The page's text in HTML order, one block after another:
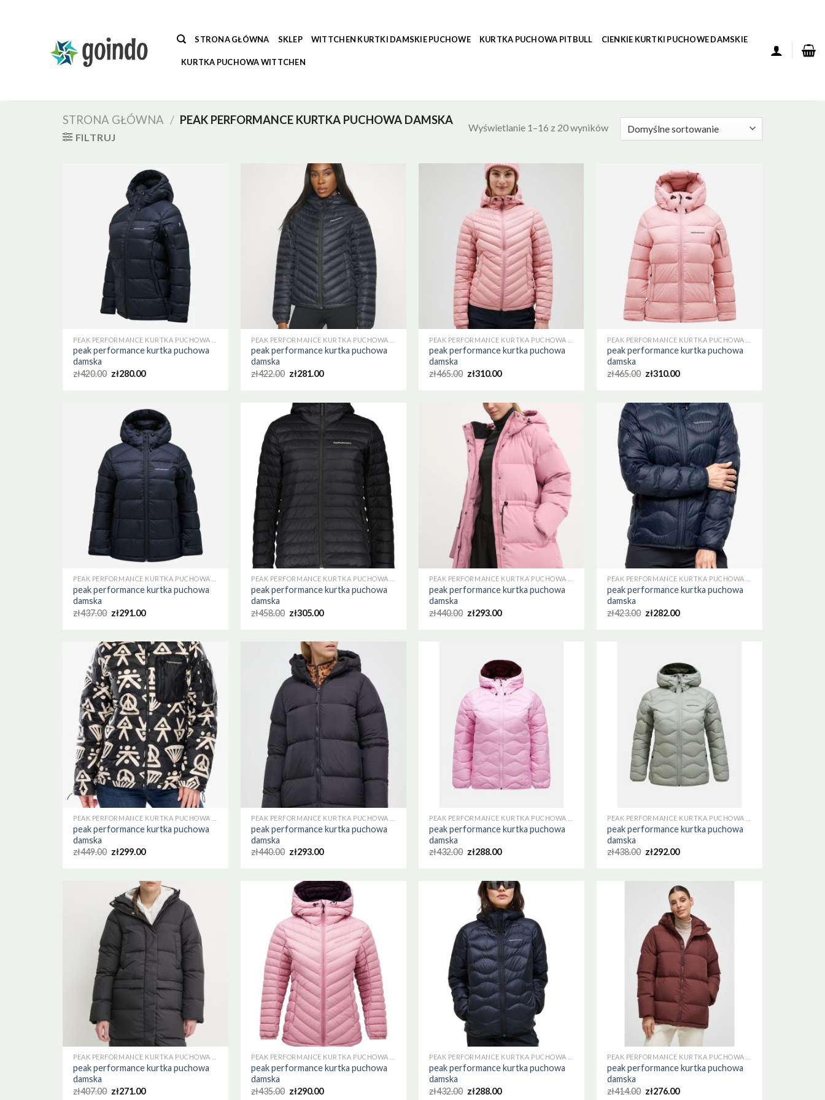
STRONA GŁÓWNA SKLEP WITTCHEN KURTKI DAMSKIE PUCHOWE KURTKA PUCHOWA PITBULL CIENKIE KURTKI PUCHOWE DAMSKIE
KURTKA PUCHOWA WITTCHEN
STRONA GŁÓWNA / PEAK PERFORMANCE KURTKA PUCHOWA DAMSKA
FILTRUJ
Wyświetlanie 1–16 z 20 wyników
peak performance kurtka puchowa
damska
zł420.00 zł280.00
peak performance kurtka puchowa
damska
zł422.00 zł281.00
peak performance kurtka puchowa
damska
zł465.00 zł310.00
peak performance kurtka puchowa
damska
zł465.00 zł310.00
peak performance kurtka puchowa
damska
zł437.00 zł291.00
peak performance kurtka puchowa
damska
zł458.00 zł305.00
peak performance kurtka puchowa
damska
zł440.00 zł293.00
peak performance kurtka puchowa
damska
zł423.00 zł282.00
peak performance kurtka puchowa
damska
zł449.00 zł299.00
peak performance kurtka puchowa
damska
zł440.00 zł293.00
peak performance kurtka puchowa
damska
zł432.00 zł288.00
peak performance kurtka puchowa
damska
zł438.00 zł292.00
peak performance kurtka puchowa
damska
zł407.00 zł271.00
peak performance kurtka puchowa
damska
zł435.00 zł290.00
peak performance kurtka puchowa
damska
zł432.00 zł288.00
peak performance kurtka puchowa
damska
zł414.00 zł276.00